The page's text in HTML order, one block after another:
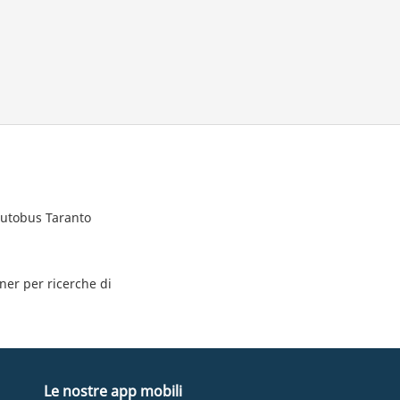
Taranto
per ricerche di
Le nostre app mobili